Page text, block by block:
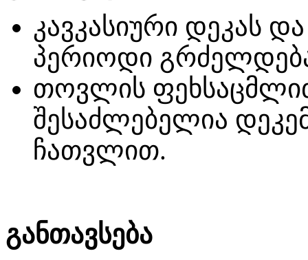
კავკასიური დეკას
პერიოდი გრძელდება
თოვლის
შესაძლებელია
ჩათვლით.
განთავსება